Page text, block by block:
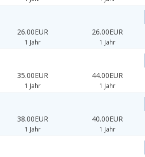
26.00EUR
1 Jahr
26.00EUR
1 Jahr
35.00EUR
1 Jahr
44.00EUR
1 Jahr
38.00EUR
1 Jahr
40.00EUR
1 Jahr